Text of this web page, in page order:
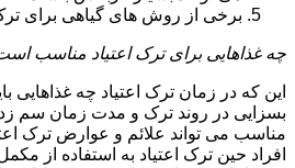
برخی از روش های گیاهی برای
چه غذاهایی برای ترک اعتیاد مناسب
این که در زمان ترک اعتیاد چه غذاهایی
بسزایی در روند ترک و مدت زمان سم
مناسب می تواند علائم و عوارض ترک
افراد حین ترک اعتیاد به استفاده از